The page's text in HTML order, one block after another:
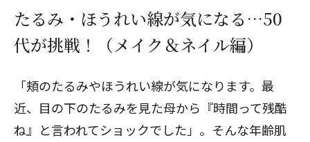
たるみ・ほうれい線が気になる…50
代が挑戦！（メイク＆ネイル編）
「頬のたるみやほうれい線が気になります。最
近、目の下のたるみを見た母から『時間って残酷
ね』と言われてショックでした」。そんな年齢肌